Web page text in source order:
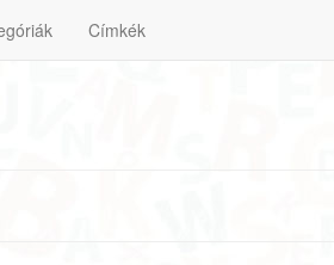
Címkék